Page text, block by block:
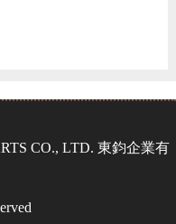
CO., LTD. 東鈞企業有